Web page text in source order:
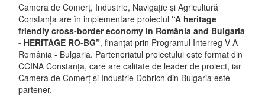
Camera de Comerț, Industrie, Navigație și Agricultură
Constanța are în implementare proiectul “A heritage
friendly cross-border economy in România and Bulgaria
- HERITAGE RO-BG”, finanțat prin Programul Interreg V-A
România - Bulgaria. Parteneriatul proiectului este format din
CCINA Constanța, care are calitate de leader de proiect, iar
Camera de Comerț și Industrie Dobrich din Bulgaria este
partener.